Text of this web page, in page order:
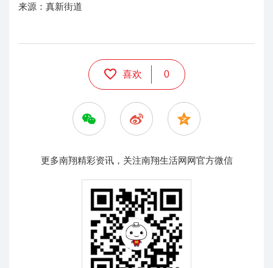
来源：真新街道
喜欢 0
更多南翔精彩资讯，关注南翔生活网网官方微信